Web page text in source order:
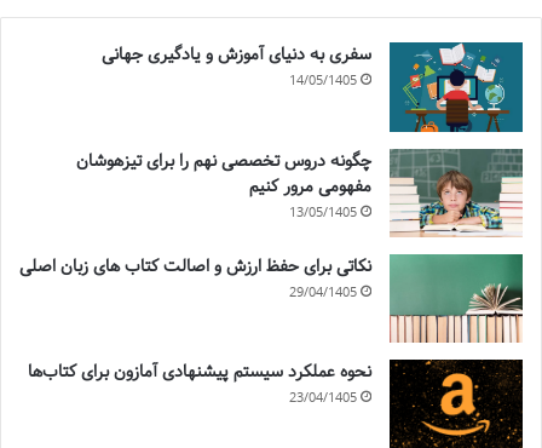
سفری به دنیای آموزش و یادگیری جهانی
14/05/1405
چگونه دروس تخصصی نهم را برای تیزهوشان
مفهومی مرور کنیم
13/05/1405
نکاتی برای حفظ ارزش و اصالت کتاب های زبان اصلی
29/04/1405
نحوه عملکرد سیستم پیشنهادی آمازون برای کتاب‌ها
23/04/1405